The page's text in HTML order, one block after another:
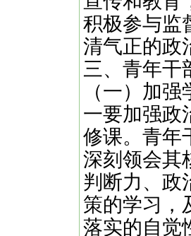
积极参与监
清气正的政
三、青年干
（一）加
一要加强政
修课。青年
深刻领会其
判断力、政
策的学习，
落实的自觉